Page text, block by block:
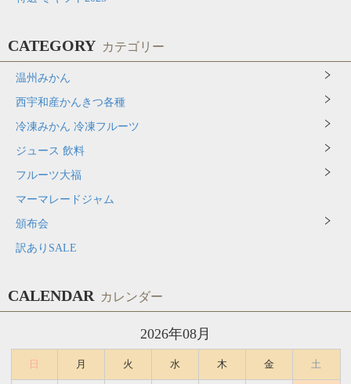
CATEGORY カテゴリー
温州みかん
西宇和産かんきつ各種
冷凍みかん 冷凍フルーツ
ジュース 飲料
フルーツ大福
マーマレードジャム
頒布会
訳ありSALE
CALENDAR カレンダー
2026年08月
日 月 火 水 木 金 土